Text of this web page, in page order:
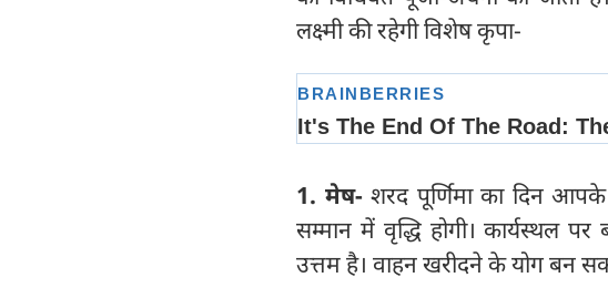
लक्ष्मी की रहेगी विशेष कृपा-
1. मेष- शरद पूर्णिमा का दिन
सम्मान में वृद्धि होगी। कार्यस्थल
उत्तम है। वाहन खरीदने के योग बन